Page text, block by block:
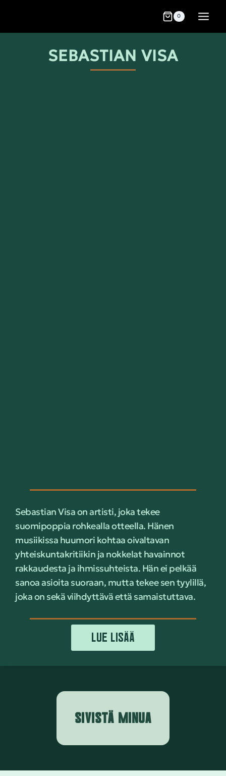
0
SEBASTIAN VISA
Sebastian Visa on artisti, joka tekee
suomipoppia rohkealla otteella. Hänen
musiikissa huumori kohtaa oivaltavan
yhteiskuntakritiikin ja nokkelat havainnot
rakkaudesta ja ihmissuhteista. Hän ei pelkää
sanoa asioita suoraan, mutta tekee sen tyylillä,
joka on sekä viihdyttävä että samaistuttava.
LUE LISÄÄ
SIVISTÄ MINUA